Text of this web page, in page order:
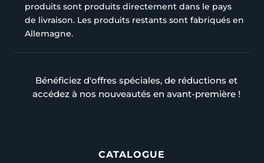
produits sont produits directement dans le pays
de livraison. Les produits restants sont fabriqués en
Allemagne.
Bénéficiez d'offres spéciales, de réductions et
accédez à nos nouveautés en avant-première !
CATALOGUE